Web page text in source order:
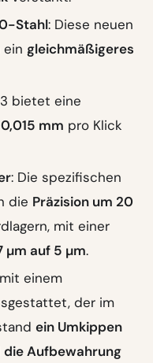
Stahl: Diese neuen
ein gleichmäßigeres
bietet eine
0,015 mm pro Klick
: Die spezifischen
die Präzision um 20
mit einer
µm auf 5 µm.
einem
der im
ein Umkippen
die Aufbewahrung